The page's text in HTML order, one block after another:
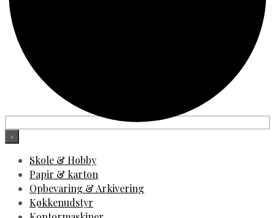
×
Skole & Hobby
Papir & karton
Opbevaring & Arkivering
Køkkenudstyr